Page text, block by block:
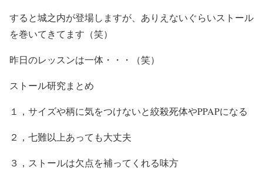
すると城之内が登場しますが、ありえないぐらいストール
を巻いてきてます（笑）
昨日のレッスンは一体・・・（笑）
ストール研究まとめ
１，サイズや柄に気をつけないと絞殺死体やPPAPになる
２，七難以上あっても大丈夫
３，ストールは欠点を補ってくれる味方